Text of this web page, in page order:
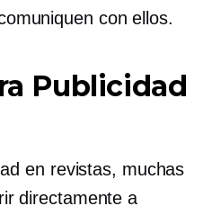
con ellos.
Publicidad
en revistas, muchas
directamente a